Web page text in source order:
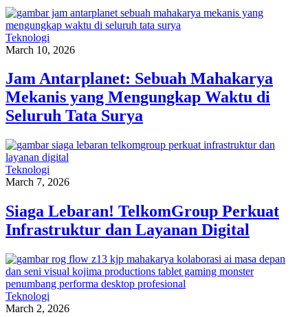
Teknologi
March 10, 2026
Jam Antarplanet: Sebuah Mahakarya
Mekanis yang Mengungkap Waktu di
Seluruh Tata Surya
Teknologi
March 7, 2026
Siaga Lebaran! TelkomGroup Perkuat
Infrastruktur dan Layanan Digital
Teknologi
March 2, 2026